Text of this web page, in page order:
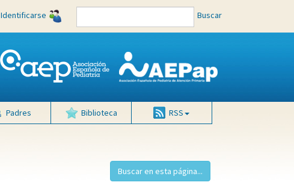
Identificarse Buscar
Padres Biblioteca RSS